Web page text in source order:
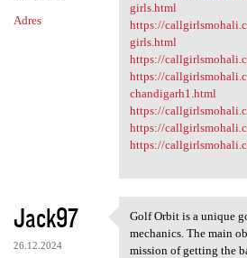
Adres
girls.html
https://
girls.html
https://
https://
chandigarh1.html
https://
https://
https://
Jack97
26.12.2024
Golf Orbit is a
Golf Orbit is a unique
mechanics. The main
mission of getting the